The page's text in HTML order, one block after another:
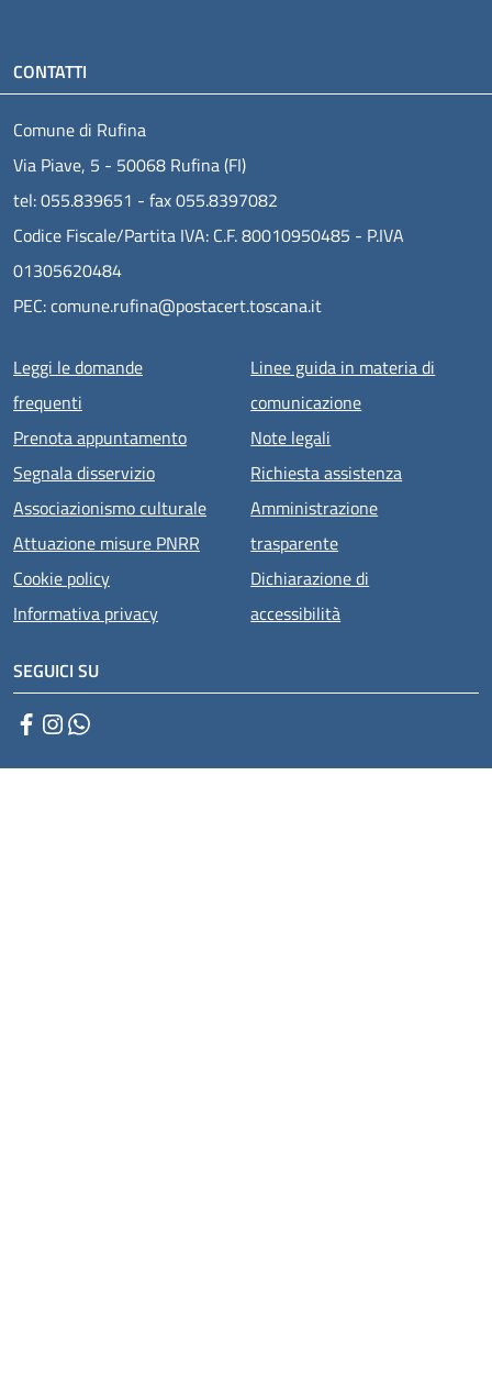
CONTATTI
Comune di Rufina
Via Piave, 5 - 50068 Rufina (FI)
tel: 055.839651 - fax 055.8397082
Codice Fiscale/Partita IVA: C.F. 80010950485 - P.IVA
01305620484
PEC: comune.rufina@postacert.toscana.it
Menu piè di pagina
Leggi le domande
frequenti
Prenota appuntamento
Segnala disservizio
Associazionismo culturale
Attuazione misure PNRR
Cookie policy
Informativa privacy
Linee guida in materia di
comunicazione
Note legali
Richiesta assistenza
Amministrazione
trasparente
Dichiarazione di
accessibilità
SEGUICI SU
FacebookInstagram